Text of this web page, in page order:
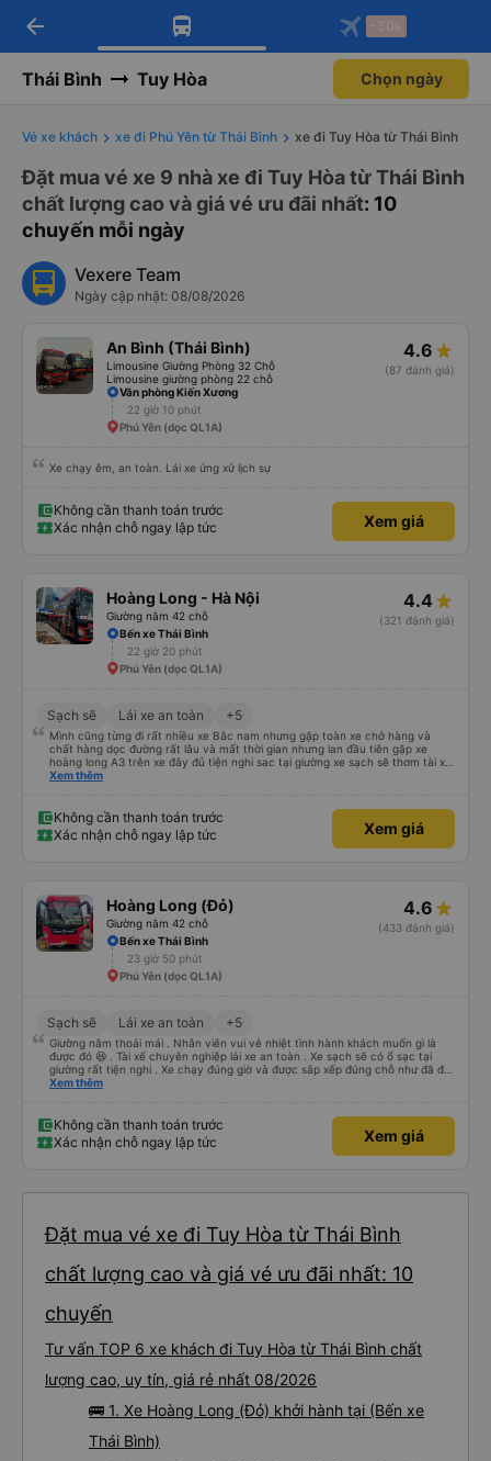
Tải app Vexere ngay!
Nhận ưu đãi thành viên độc
Mở app
Tải app Vexere
-30k/ghế khi đặt vé máy bay qua
Mở app
arrow_back -30k
Thái Bình Tuy Hòa Chọn ngày
Vé xe khách xe đi Phú Yên từ Thái Bình xe đi Tuy Hòa từ Thái Bình
Đặt mua vé xe 9 nhà xe đi Tuy Hòa từ Thái Bình
chất lượng cao và giá vé ưu đãi nhất: 10
chuyến mỗi ngày
Vexere Team
Ngày cập nhật: 08/08/2026
An Bình (Thái Bình)
Limousine Giường Phòng 32 Chỗ
Limousine giường phòng 22 chỗ
4.6
(87 đánh giá)
Văn phòng Kiến Xương
22 giờ 10 phút
Phú Yên (dọc QL1A)
Xe chạy êm, an toàn. Lái xe ứng xử lịch sự
Không cần thanh toán trước
Xác nhận chỗ ngay lập tức
Xem giá
Hoàng Long - Hà Nội
Giường nằm 42 chỗ
4.4
(321 đánh giá)
Bến xe Thái Bình
22 giờ 20 phút
Phú Yên (dọc QL1A)
Sạch sẽ Lái xe an toàn +5
Mình cũng từng đi rất nhiều xe Bắc nam nhưng gặp toàn xe chở hàng và
chất hàng dọc đường rất lâu và mất thời gian nhưng lan đầu tiên gặp xe
hoàng long A3 trên xe đây đủ tiện nghi sac tại giường xe sạch sẽ thơm tài xế
lo xe thoải mái vui tính sẽ con ung hô nhe
Xem thêm
Không cần thanh toán trước
Xác nhận chỗ ngay lập tức
Xem giá
Hoàng Long (Đỏ)
Giường nằm 42 chỗ
4.6
(433 đánh giá)
Bến xe Thái Bình
23 giờ 50 phút
Phú Yên (dọc QL1A)
Sạch sẽ Lái xe an toàn +5
Giường nằm thoải mái . Nhân viên vui vẻ nhiệt tình hành khách muốn gì là
được đó 😆 . Tài xế chuyên nghiệp lái xe an toàn . Xe sạch sẽ có ổ sạc tại
giường rất tiện nghi . Xe chạy đúng giờ và được sắp xếp đúng chỗ như đã đặt
. Điểm 10 cho hoàng long đỏ 👍
Xem thêm
Không cần thanh toán trước
Xác nhận chỗ ngay lập tức
Xem giá
Đặt mua vé xe đi Tuy Hòa từ Thái Bình
chất lượng cao và giá vé ưu đãi nhất: 10
chuyến
Tư vấn TOP 6 xe khách đi Tuy Hòa từ Thái Bình chất
lượng cao, uy tín, giá rẻ nhất 08/2026
🚌 1. Xe Hoàng Long (Đỏ) khởi hành tại (Bến xe
Thái Bình)